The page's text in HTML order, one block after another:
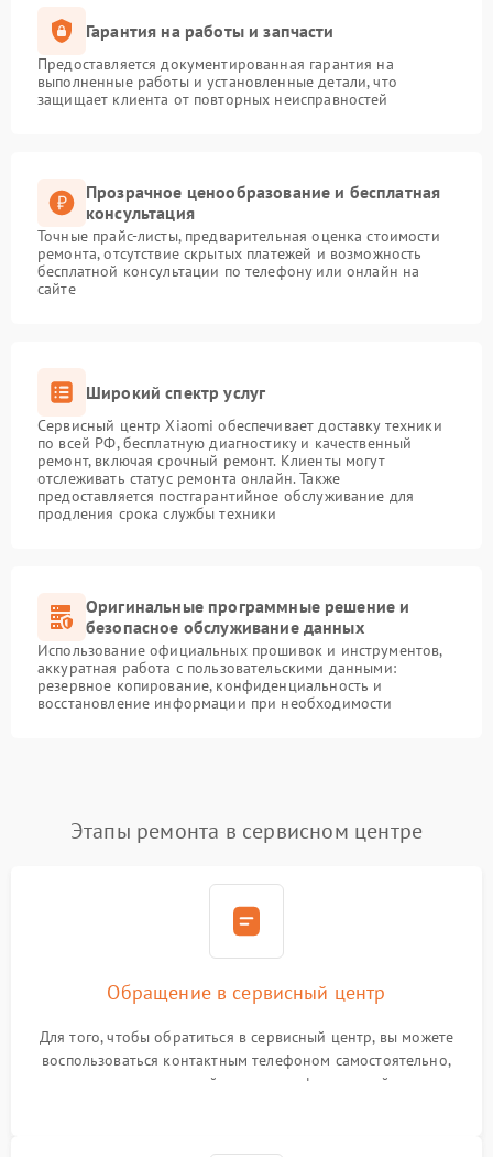
Гарантия на работы и запчасти
Предоставляется документированная гарантия на
выполненные работы и установленные детали, что
защищает клиента от повторных неисправностей
Прозрачное ценообразование и бесплатная
консультация
Точные прайс-листы, предварительная оценка стоимости
ремонта, отсутствие скрытых платежей и возможность
бесплатной консультации по телефону или онлайн на
сайте
Широкий спектр услуг
Сервисный центр Xiaomi обеспечивает доставку техники
по всей РФ, бесплатную диагностику и качественный
ремонт, включая срочный ремонт. Клиенты могут
отслеживать статус ремонта онлайн. Также
предоставляется постгарантийное обслуживание для
продления срока службы техники
Оригинальные программные решение и
безопасное обслуживание данных
Использование официальных прошивок и инструментов,
аккуратная работа с пользовательскими данными:
резервное копирование, конфиденциальность и
восстановление информации при необходимости
Этапы ремонта в сервисном центре
Обращение в сервисный центр
Для того, чтобы обратиться в сервисный центр, вы можете
воспользоваться контактным телефоном самостоятельно,
или оставить свой номер телефона на сайте